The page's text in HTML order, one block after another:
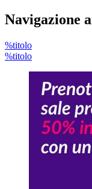
Navigazione
%titolo
%titolo